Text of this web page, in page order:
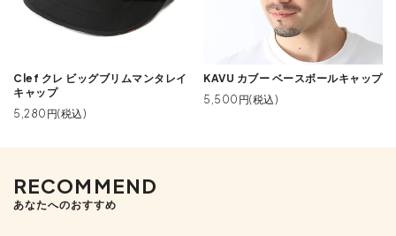
Clef クレ ビッグブリムマンタレイ
キャップ
5,280円(税込)
KAVU カブー ベースボールキャップ
5,500円(税込)
RECOMMEND
あなたへのおすすめ